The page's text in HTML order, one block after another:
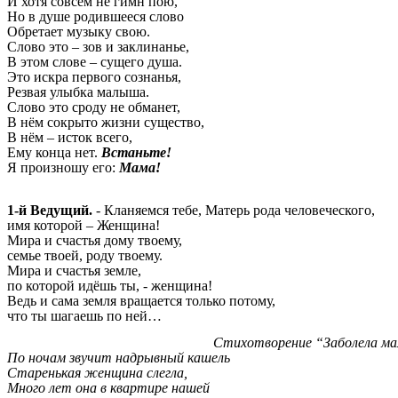
Но в душе родившееся слово
Обретает музыку свою.
Слово это – зов и заклинанье,
В этом слове – сущего душа.
Это искра первого сознанья,
Резвая улыбка малыша.
Слово это сроду не обманет,
В нём сокрыто жизни существо,
В нём – исток всего,
Ему конца нет. Встаньте!
Я произношу его: Мама!
1-й Ведущий. - Кланяемся тебе, Матерь рода человеческого,
имя которой – Женщина!
Мира и счастья дому твоему,
семье твоей, роду твоему.
Мира и счастья земле,
по которой идёшь ты, - женщина!
Ведь и сама земля вращается только потому,
что ты шагаешь по ней…
Стихотворение “Заболела
По ночам звучит надрывный кашель
Старенькая женщина слегла,
Много лет она в квартире нашей